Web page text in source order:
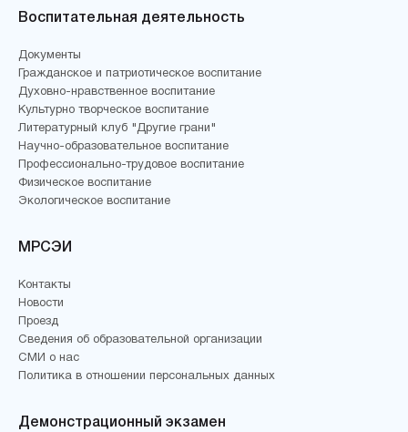
Воспитательная деятельность
Документы
Гражданское и патриотическое воспитание
Духовно-нравственное воспитание
Культурно творческое воспитание
Литературный клуб "Другие грани"
Научно-образовательное воспитание
Профессионально-трудовое воспитание
Физическое воспитание
Экологическое воспитание
МРСЭИ
Контакты
Новости
Проезд
Сведения об образовательной организации
СМИ о нас
Политика в отношении персональных данных
Демонстрационный экзамен